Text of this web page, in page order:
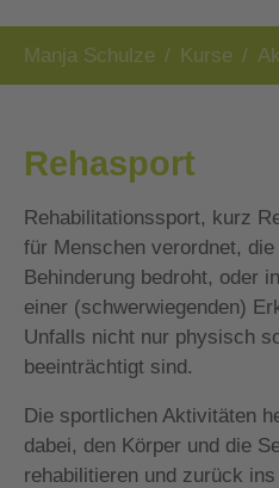
Manja Schulze Kurse
Rehasport
Rehabilitationssport, kurz
für Menschen verordnet,
Behinderung bedroht, oder
einer (schwerwiegenden)
Unfalls nicht nur physisch
beeinträchtigt sind.
Die sportlichen Aktivitäten
dabei, den Körper und die
rehabilitieren und zurück